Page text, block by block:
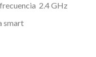
2.4 GHz
smart